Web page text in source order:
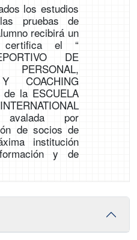
los estudios
pruebas de
recibirá un
certifica el “
DE
PERSONAL,
COACHING
de la ESCUELA
avalada por
de socios de
institución
y de